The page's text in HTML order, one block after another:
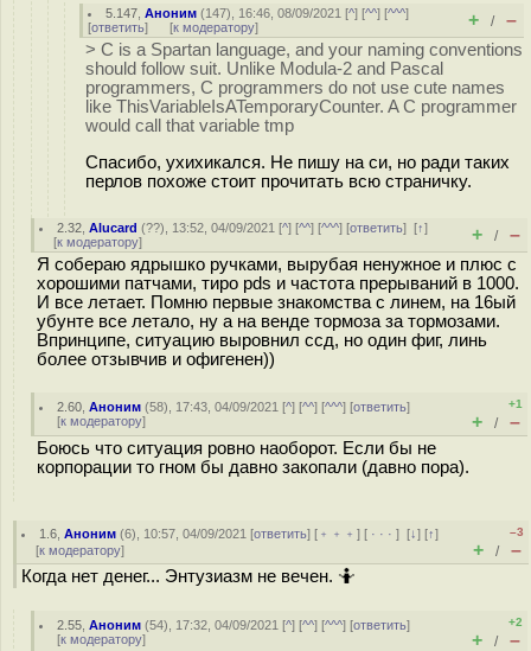
5.147 ,Аноним (147), 16:46, 08/09/2021 [^] [^^] [^^^]
[ответить] [к модератору] + / –
> C is a Spartan language, and your naming conventions
should follow suit. Unlike Modula-2 and Pascal
programmers, C programmers do not use cute names
like ThisVariableIsATemporaryCounter. A C programmer
would call that variable tmp
Спасибо, ухихикался. Не пишу на си, но ради таких
перлов похоже стоит прочитать всю страничку.
2.32 ,Alucard (??), 13:52, 04/09/2021 [^] [^^] [^^^] [ответить][↑]
[к модератору] + / –
Я собераю ядрышко ручками, вырубая ненужное и плюс с
хорошими патчами, тиро pds и частота прерываний в 1000.
И все летает. Помню первые знакомства с линем, на 16ый
убунте все летало, ну а на венде тормоза за тормозами.
Впринципе, ситуацию выровнил ссд, но один фиг, линь
более отзывчив и офигенен))
2.60 ,Аноним (58), 17:43, 04/09/2021 [^] [^^] [^^^] [ответить]
[к модератору]
+1
+ / –
Боюсь что ситуация ровно наоборот. Если бы не
корпорации то гном бы давно закопали (давно пора).
1.6 ,Аноним (6), 10:57, 04/09/2021 [ответить] [ ﹢﹢﹢] [ · · ·][↓] [↑]
[к модератору]
–3
+ / –
Когда нет денег... Энтузиазм не вечен. 🤷
2.55 ,Аноним (54), 17:32, 04/09/2021 [^] [^^] [^^^] [ответить]
[к модератору]
+2
+ / –